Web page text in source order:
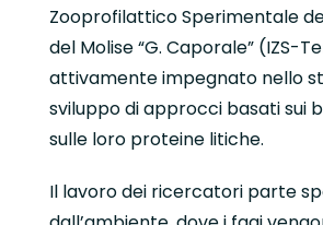
Zooprofilattico Sperimentale
del Molise “G. Caporale” (IZS-
attivamente impegnato nello
sviluppo di approcci basati sui
sulle loro proteine litiche.
Il lavoro dei ricercatori parte